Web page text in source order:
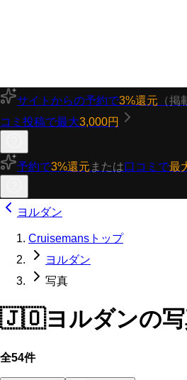
サイトからの予約で3%還元 （掲
コミ投稿で最大3,000円
予約で3%還元 または口コミで最
ヨルダン
Cruisemansトップ
ヨルダン
写真
🇯🇴ヨルダンの
全54件